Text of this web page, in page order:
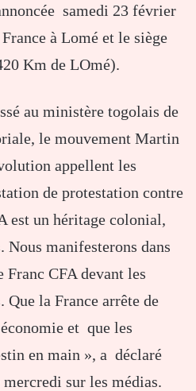
samedi 23 février
à Lomé et le siège
Km de LOmé).
au ministère togolais de
le mouvement Martin
appellent les
de protestation contre
est un héritage colonial,
Nous manifesterons dans
Franc CFA devant les
Que la France arrête de
et que les
en main », a déclaré
sur les médias.